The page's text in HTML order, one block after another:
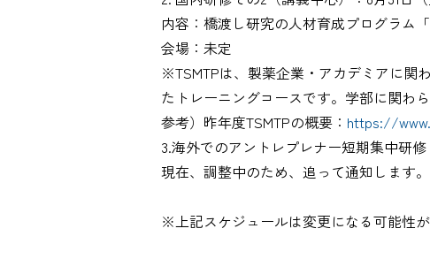
内容：橋渡し研究の人材育成プログラム「
会場：未定
※TSMTPは、製薬企業・アカデミアに関
たトレーニングコースです。学部に関わ
参考）昨年度TSMTPの概要： https://
3.海外でのアントレプレナー短期集中研
現在、調整中のため、追って通知します。
※上記スケジュールは変更になる可能性が